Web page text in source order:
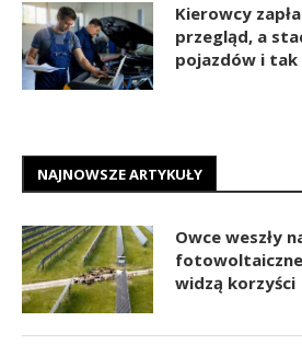
Kierowcy
przegląd, a
pojazdów i tak
NAJNOWSZE ARTYKUŁY
Owce weszły
widzą korzyści